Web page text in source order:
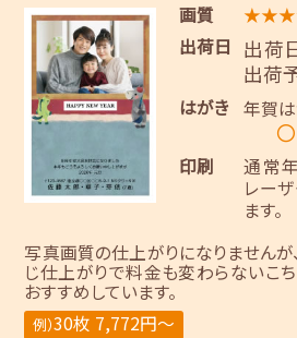
画質
出荷日
出荷
出荷
はがき 年賀
〇
印刷
通常
レー
ます。
写真画質の仕上がりになりませんが
じ仕上がりで料金も変わらないこ
おすすめしています。
例）30枚 7,772円～